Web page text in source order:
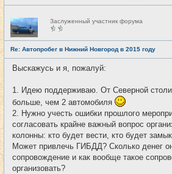
Н
е
в
с
е
т
и
Заслуженный участник форума
Re: Автопробег в Нижний Новгород в 2015 году
Выскажусь и я, пожалуй:
1. Идею поддерживаю. От Северной
больше, чем 2 автомобиля
2. Нужно учесть ошибки прошлого
согласовать крайне важный вопрос
колонны: кто будет вести, кто будет
Может привлечь ГИБДД? Сколько денег
сопровождение и как вообще такое
организовать?